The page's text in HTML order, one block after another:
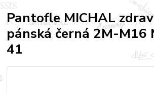
Pantofle MICHAL
pánská černá 2M-M16
41